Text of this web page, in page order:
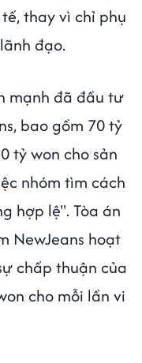
thay vì chỉ phụ
đạo.
mạnh đã đầu tư
bao gồm 70 tỷ
tỷ won cho sản
nhóm tìm cách
hợp lệ". Tòa án
NewJeans hoạt
chấp thuận của
cho mỗi lần vi